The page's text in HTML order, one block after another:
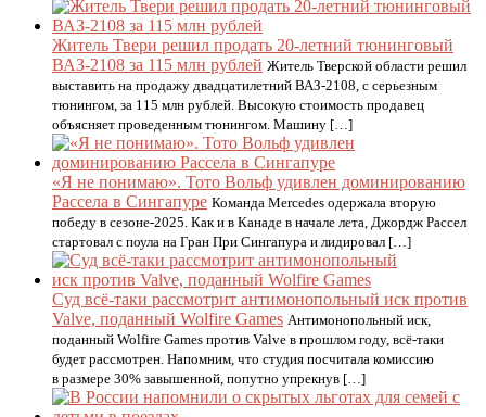
Житель Твери решил продать 20-летний тюнинговый
ВАЗ-2108 за 115 млн рублей Житель Тверской области решил
выставить на продажу двадцатилетний ВАЗ-2108, с серьезным
тюнингом, за 115 млн рублей. Высокую стоимость продавец
объясняет проведенным тюнингом. Машину […]
«Я не понимаю». Тото Вольф удивлен доминированию
Рассела в Сингапуре Команда Mercedes одержала вторую
победу в сезоне-2025. Как и в Канаде в начале лета, Джордж Рассел
стартовал с поула на Гран При Сингапура и лидировал […]
Суд всё-таки рассмотрит антимонопольный иск против
Valve, поданный Wolfire Games Антимонопольный иск,
поданный Wolfire Games против Valve в прошлом году, всё-таки
будет рассмотрен. Напомним, что студия посчитала комиссию
в размере 30% завышенной, попутно упрекнув […]